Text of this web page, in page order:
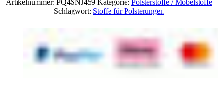
Artikelnummer: PQ4SNJ459 Kategorie: Polsterstoffe / Möbelstoffe
Schlagwort: Stoffe für Polsterungen